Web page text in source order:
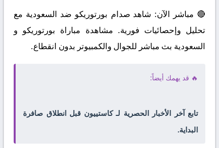
🔴 مباشر الآن: شاهد صدام بورتوريكو ضد السعودية مع
تحليل وإحصائيات فورية. مشاهدة مباراة بورتوريكو و
السعودية بث مباشر للجوال والكمبيوتر بدون انقطاع.
🔥 قد يهمك أيضاً:
تابع آخر الأخبار الحصرية لـ كاستييون قبل انطلاق صافرة
البداية.